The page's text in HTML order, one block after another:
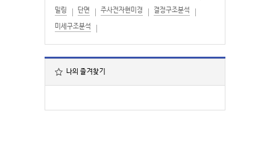
밀링 단면 주사전자현미경 결정구조분석
미세구조분석
나의 즐겨찾기